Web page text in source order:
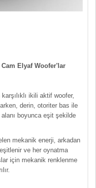
Elyaf Woofer'lar
ikili aktif woofer,
derin, otoriter bas ile
boyunca eşit şekilde
mekanik enerji, arkadan
ve her oynatma
için mekanik renklenme